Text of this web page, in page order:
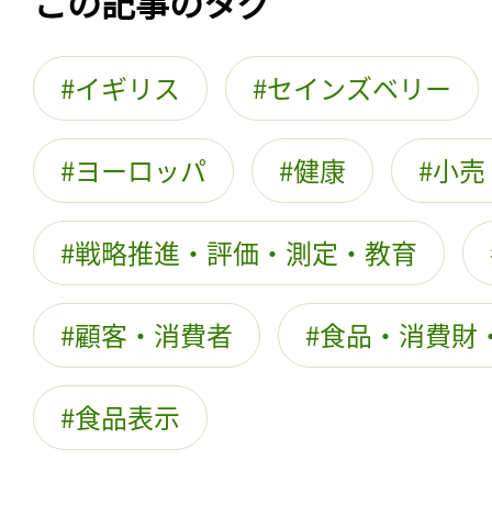
イギリス セインズベリー
ヨーロッパ 健康 小
戦略推進・評価・測定・教育
顧客・消費者 食品・消費財
食品表示